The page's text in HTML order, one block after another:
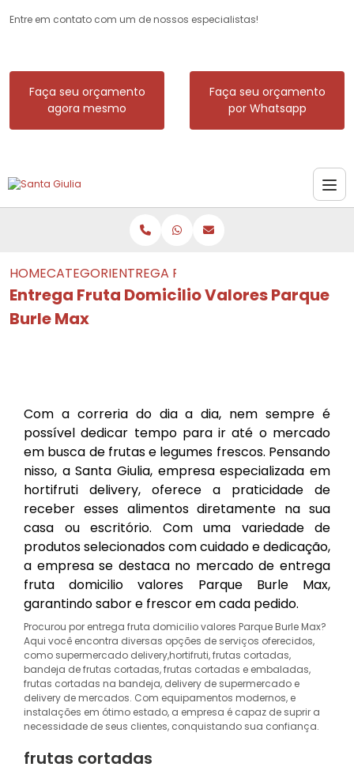
Entre em contato com um de nossos especialistas!
Faça seu orçamento
agora mesmo
Faça seu orçamento
por Whatsapp
HOMECATEGORIASENTREGA FRUTA DOMICILIO VALORES
Entrega Fruta Domicilio Valores Parque
Burle Max
Com a correria do dia a dia, nem sempre é
possível dedicar tempo para ir até o mercado
em busca de frutas e legumes frescos. Pensando
nisso, a Santa Giulia, empresa especializada em
hortifruti delivery, oferece a praticidade de
receber esses alimentos diretamente na sua
casa ou escritório. Com uma variedade de
produtos selecionados com cuidado e dedicação,
a empresa se destaca no mercado de entrega
fruta domicilio valores Parque Burle Max,
garantindo sabor e frescor em cada pedido.
Procurou por entrega fruta domicilio valores Parque Burle Max?
Aqui você encontra diversas opções de serviços oferecidos,
como supermercado delivery,hortifruti, frutas cortadas,
bandeja de frutas cortadas, frutas cortadas e embaladas,
frutas cortadas na bandeja, delivery de supermercado e
delivery de mercados. Com equipamentos modernos, e
instalações em ótimo estado, a empresa é capaz de suprir a
necessidade de seus clientes, conquistando sua confiança.
frutas cortadas